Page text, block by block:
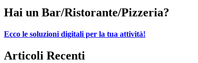
Hai un Bar/Ristorante/Pizzeria?
Ecco le soluzioni digitali per la tua attività!
Articoli Recenti